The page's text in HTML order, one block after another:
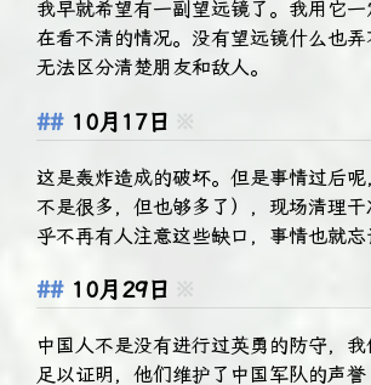
我早就希望有一副望远镜了。我用它
在看不清的情况。没有望远镜什么也
无法区分清楚朋友和敌人。
10月17日
这是轰炸造成的破坏。但是事情过后
不是很多，但也够多了），现场清理
乎不再有人注意这些缺口，事情也就忘
10月29日
中国人不是没有进行过英勇的防守，
足以证明，他们维护了中国军队的声誉